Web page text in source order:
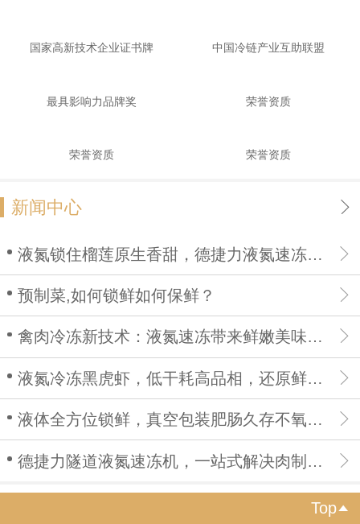
国家高新技术企业证书牌 中国冷链产业互助联盟
最具影响力品牌奖 荣誉资质
荣誉资质 荣誉资质
新闻中心
液氮锁住榴莲原生香甜，德捷力液氮速冻机打造高品质榴莲果肉
预制菜,如何锁鲜如何保鲜？
禽肉冷冻新技术：液氮速冻带来鲜嫩美味，高端预制菜供货无忧
液氮冷冻黑虎虾，低干耗高品相，还原鲜活海鲜口感
液体全方位锁鲜，真空包装肥肠久存不氧化、不开裂、无异味
德捷力隧道液氮速冻机，一站式解决肉制品保鲜痛点
Top